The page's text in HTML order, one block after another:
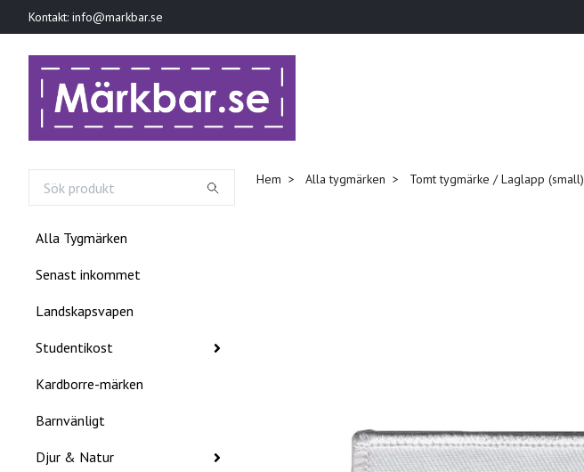
Kontakt: info@markbar.se
Alla Tygmärken
Senast inkommet
Landskapsvapen
Studentikost
Kardborre-märken
Barnvänligt
Djur & Natur
Hem Alla tygmärken Tomt tygmärke / Laglapp (small)